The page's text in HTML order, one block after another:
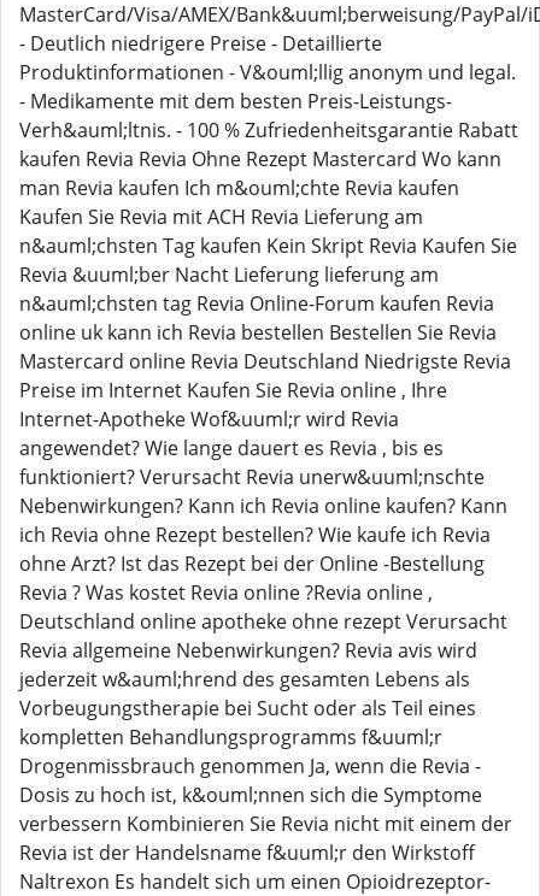
MasterCard/Visa/AMEX/Bank&uuml;berweisung/PayPal/
- Deutlich niedrigere Preise - Detaillierte
Produktinformationen - V&ouml;llig anonym und legal.
- Medikamente mit dem besten Preis-Leistungs-
Verh&auml;ltnis. - 100 % Zufriedenheitsgarantie Rabatt
kaufen Revia Revia Ohne Rezept Mastercard Wo kann
man Revia kaufen Ich m&ouml;chte Revia kaufen
Kaufen Sie Revia mit ACH Revia Lieferung am
n&auml;chsten Tag kaufen Kein Skript Revia Kaufen Sie
Revia &uuml;ber Nacht Lieferung lieferung am
n&auml;chsten tag Revia Online-Forum kaufen Revia
online uk kann ich Revia bestellen Bestellen Sie Revia
Mastercard online Revia Deutschland Niedrigste Revia
Preise im Internet Kaufen Sie Revia online , Ihre
Internet-Apotheke Wof&uuml;r wird Revia
angewendet? Wie lange dauert es Revia , bis es
funktioniert? Verursacht Revia unerw&uuml;nschte
Nebenwirkungen? Kann ich Revia online kaufen? Kann
ich Revia ohne Rezept bestellen? Wie kaufe ich Revia
ohne Arzt? Ist das Rezept bei der Online -Bestellung
Revia ? Was kostet Revia online ?Revia online ,
Deutschland online apotheke ohne rezept Verursacht
Revia allgemeine Nebenwirkungen? Revia avis wird
jederzeit w&auml;hrend des gesamten Lebens als
Vorbeugungstherapie bei Sucht oder als Teil eines
kompletten Behandlungsprogramms f&uuml;r
Drogenmissbrauch genommen Ja, wenn die Revia -
Dosis zu hoch ist, k&ouml;nnen sich die Symptome
verbessern Kombinieren Sie Revia nicht mit einem der
Revia ist der Handelsname f&uuml;r den Wirkstoff
Naltrexon Es handelt sich um einen Opioidrezeptor-